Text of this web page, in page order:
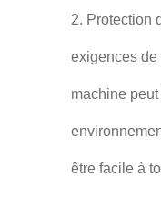
2. Protection
exigences de
machine
être facile à